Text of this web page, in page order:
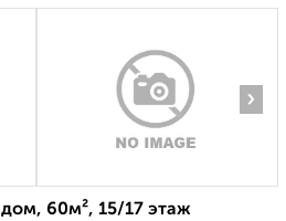
›
60м², 15/17 этаж